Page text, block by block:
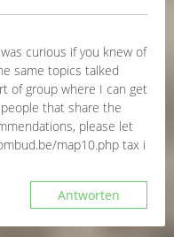
curious if you knew of
same topics talked
of group where I can get
that share the
please let
map10.php tax i
Antworten